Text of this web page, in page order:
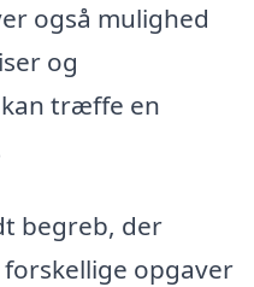
også mulighed
og
kan træffe en
begreb, der
opgaver